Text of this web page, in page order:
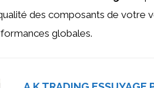
des composants de votre
globales.